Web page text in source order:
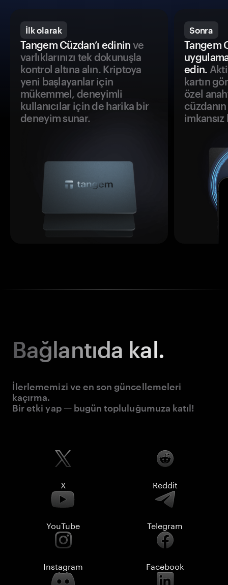
İlk olarak
Tangem Cüzdan’ı edinin ve
varlıklarınızı tek dokunuşla
kontrol altına alın. Kriptoya
yeni başlayanlar için
mükemmel, deneyimli
kullanıcılar için de harika bir
deneyim sunar.
Sonra
Tangem
edin.
kartın
özel
Bağlantıda kal.
İlerlememizi ve en son güncellemeleri
kaçırma.
Bir etki yap — bugün topluluğumuza katıl!
X Reddit
YouTube Telegram
Instagram Facebook